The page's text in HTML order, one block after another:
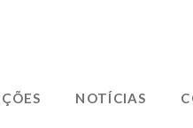
NOTÍCIAS